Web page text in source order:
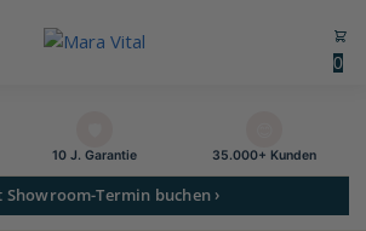
0
10 J. Garantie 35.000+ Kunden
Showroom-Termin buchen ›